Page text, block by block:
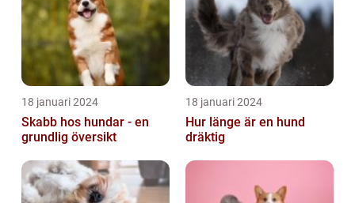
18 januari 2024
Skabb hos hundar - en
grundlig översikt
18 januari 2024
Hur länge är en hund
dräktig